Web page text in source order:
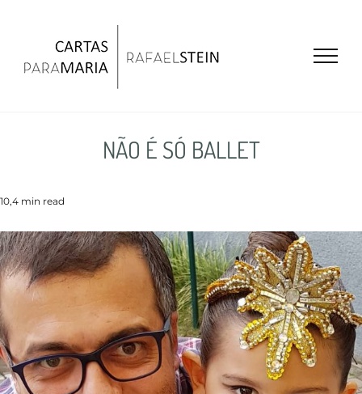
NÃO É SÓ BALLET
10,4 min read